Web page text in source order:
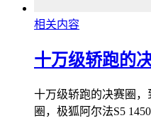
相关内容
十万级轿跑的
十万级轿跑的决赛圈
圈，极狐阿尔法S5